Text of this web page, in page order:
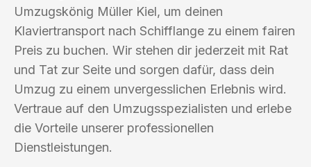
Umzugskönig Müller Kiel, um deinen
Klaviertransport nach Schifflange zu einem fairen
Preis zu buchen. Wir stehen dir jederzeit mit Rat
und Tat zur Seite und sorgen dafür, dass dein
Umzug zu einem unvergesslichen Erlebnis wird.
Vertraue auf den Umzugsspezialisten und erlebe
die Vorteile unserer professionellen
Dienstleistungen.